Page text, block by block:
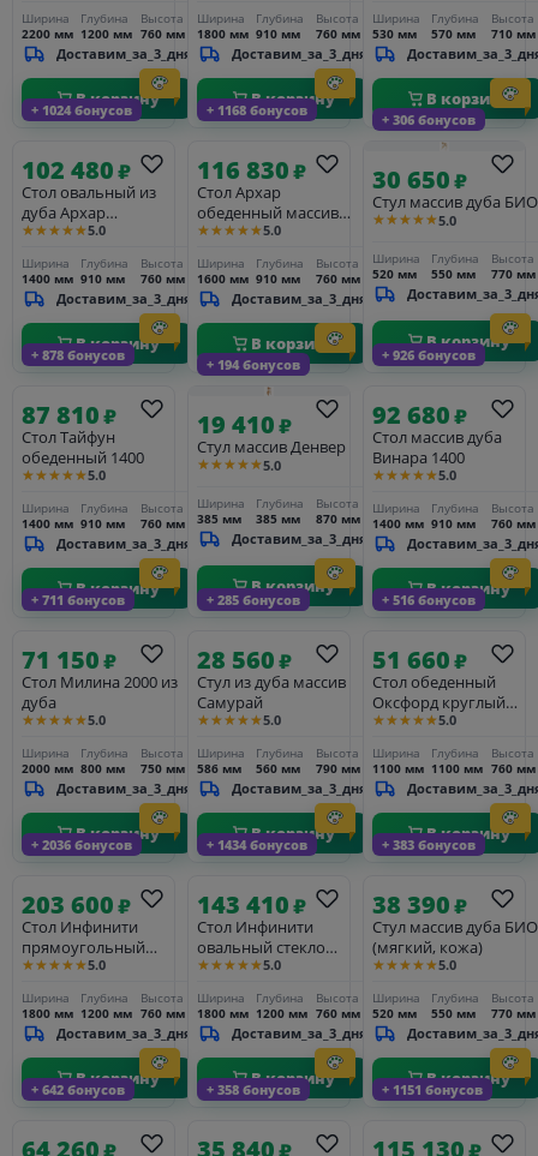
Ширина
2200 мм
Глубина
1200 мм
Высота
760 мм
Доставим_за_3_дня
В корзину
Ширина
1800 мм
Глубина
910 мм
Высота
760 мм
Доставим_за_3_дня
В корзину
Ширина
530 мм
Глубина
570 мм
Высота
710 мм
В корзину
+ 1024 бонусов
102 480₽
Стол овальный из
дуба Архар
обеденный 1400
★★★★★5.0
Ширина
1400 мм
Глубина
910 мм
Высота
760 мм
Доставим_за_3_дня
В корзину
+ 1168 бонусов
116 830₽
Стол Архар
обеденный массив
дуба 1600
★★★★★5.0
Ширина
1600 мм
Глубина
910 мм
Высота
760 мм
Доставим_за_3_дня
В корзину
+ 306 бонусов
30 650₽
Стул массив дуба БИО
★★★★★5.0
Ширина
520 мм
Глубина
550 мм
Высота
770 мм
В корзину
+ 878 бонусов
87 810₽
Стол Тайфун
обеденный 1400
★★★★★5.0
Ширина
1400 мм
Глубина
910 мм
Высота
760 мм
Доставим_за_3_дня
В корзину
+ 194 бонусов
19 410₽
Стул массив Денвер
★★★★★5.0
Ширина
385 мм
Глубина
385 мм
Высота
870 мм
Доставим_за_3_дня
В корзину
+ 926 бонусов
92 680₽
Стол массив дуба
Винара 1400
★★★★★5.0
Ширина
1400 мм
Глубина
910 мм
Высота
760 мм
В корзину
+ 711 бонусов
71 150₽
Стол Милина 2000 из
дуба
★★★★★5.0
Ширина
2000 мм
Глубина
800 мм
Высота
750 мм
Доставим_за_3_дня
В корзину
+ 285 бонусов
28 560₽
Стул из дуба массив
Самурай
★★★★★5.0
Ширина
586 мм
Глубина
560 мм
Высота
790 мм
Доставим_за_3_дня
В корзину
+ 516 бонусов
51 660₽
Стол обеденный
Оксфорд круглый
массив
★★★★★5.0
Ширина
1100 мм
Глубина
1100 мм
Высота
760 мм
В корзину
+ 2036 бонусов
203 600₽
Стол Инфинити
прямоугольный
стекло двойной 2200
★★★★★5.0
Ширина
1800 мм
Глубина
1200 мм
Высота
760 мм
Доставим_за_3_дня
В корзину
+ 1434 бонусов
143 410₽
Стол Инфинити
овальный стекло
одиночный
★★★★★5.0
Ширина
1800 мм
Глубина
1200 мм
Высота
760 мм
Доставим_за_3_дня
В корзину
+ 383 бонусов
38 390₽
Стул массив дуба БИО
(мягкий, кожа)
★★★★★5.0
Ширина
520 мм
Глубина
550 мм
Высота
770 мм
В корзину
+ 642 бонусов
64 260₽
+ 358 бонусов
35 840₽
+ 1151 бонусов
115 130₽